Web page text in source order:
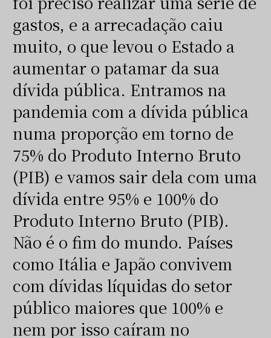
gastos, e a arrecadação caiu
muito, o que levou o Estado a
aumentar o patamar da sua
dívida pública. Entramos na
pandemia com a dívida pública
numa proporção em torno de
75% do Produto Interno Bruto
(PIB) e vamos sair dela com uma
dívida entre 95% e 100% do
Produto Interno Bruto (PIB).
Não é o fim do mundo. Países
como Itália e Japão convivem
com dívidas líquidas do setor
público maiores que 100% e
nem por isso caíram no